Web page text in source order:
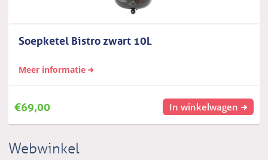
Soepketel Bistro zwart 10L
Meer informatie
€69,00 In winkelwagen
Webwinkel